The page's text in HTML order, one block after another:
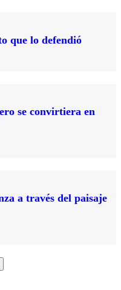
que lo defendió
se convirtiera en
a través del paisaje